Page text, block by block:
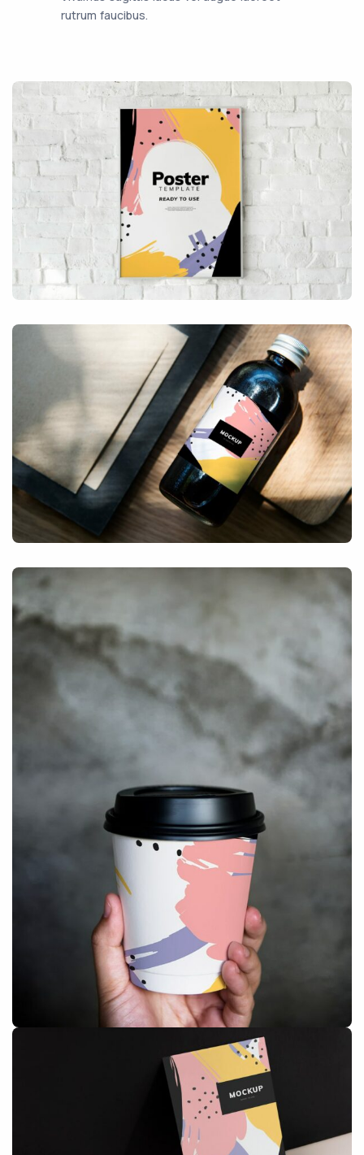
rutrum faucibus.